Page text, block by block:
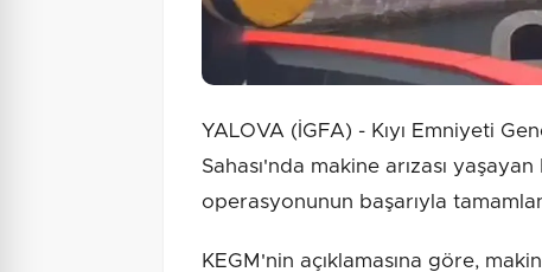
YALOVA (İGFA) - Kıyı Emniyeti
Sahası'nda makine arızası
operasyonunun başarıyla
KEGM'nin açıklamasına göre,